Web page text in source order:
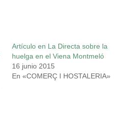
Artículo en La Directa sobre la
huelga en el Viena Montmeló
16 junio 2015
En «COMERÇ I HOSTALERIA»